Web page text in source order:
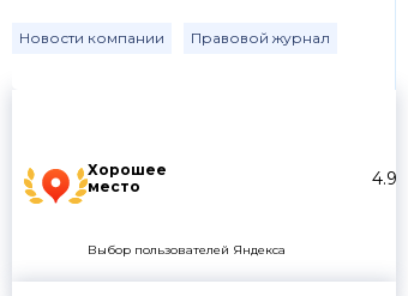
Хорошее
место
4.9
Выбор пользователей Яндекса
Новости компании Правовой журнал